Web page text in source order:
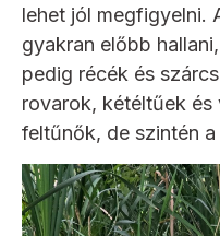
lehet jól megfigyelni.
gyakran előbb
pedig récék és
rovarok, kétéltűek és
feltűnők, de szintén